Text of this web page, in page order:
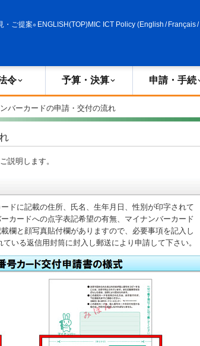
・ご提案 ENGLISH(TOP)MIC ICT Policy (English / Français/
令 予算・決算 申請・手続
バーカードの申請・交付の流れ
説明します。
ドに記載の住所、氏名、生年月日、性別が印字されて
カードへの点字表記希望の有無、マイナンバーカード
欄と顔写真貼付欄がありますので、必要事項を記入し
いる返信用封筒に封入し郵送により申請して下さい。